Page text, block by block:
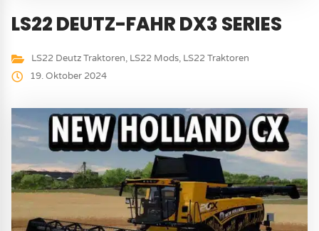
LS22 DEUTZ-FAHR DX3 SERIES
LS22 Deutz Traktoren, LS22 Mods, LS22 Traktoren
19. Oktober 2024